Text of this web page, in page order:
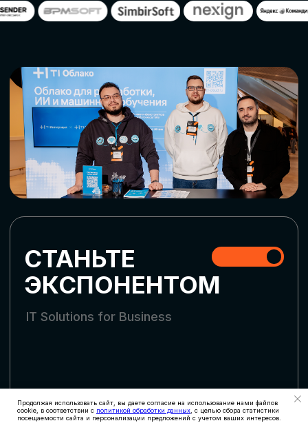
Продолжая использовать сайт, вы даете согласие на использование нами файлов
cookie, в соответствии с политикой обработки данных , с целью сбора статистики
посещаемости сайта и персонализации предложений с учетом ваших интересов.
СТАТЬ ПАРТНЕРОМ
СКАЧАТЬ ПРОГРАММУ
СТАТЬ СПИКЕРОМ
Оставьте заявку, наши менеджеры
СТАТЬ УЧАСТНИКОМ